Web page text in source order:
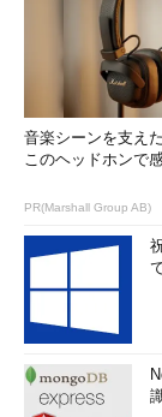
音楽シーンを支え
このヘッドホンで
PR(Marshall Group AB)